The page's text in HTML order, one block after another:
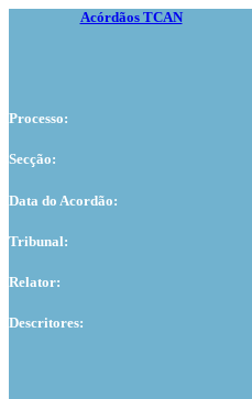
Acórdãos TCAN
Processo:
Secção:
Data do Acordão:
Tribunal:
Relator:
Descritores: